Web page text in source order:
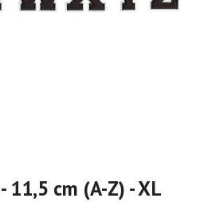
11,5 cm (A-Z) - XL